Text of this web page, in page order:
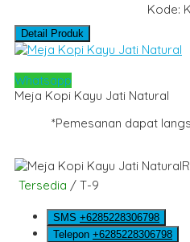
Kode:
Detail Produk
Whatsapp
Meja Kopi Kayu Jati Natural
*Pemesanan dapat
Tersedia / T-9
SMS +6285228306798
Telepon +6285228306798